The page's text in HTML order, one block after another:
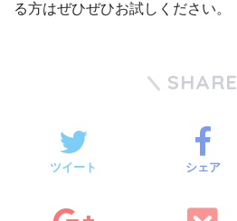
る方はぜひぜひお試しください。
SHARE
ツイート シェア